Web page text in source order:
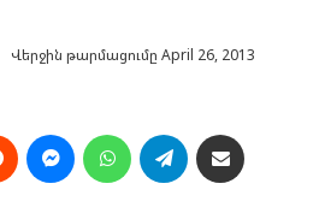
Վերջին թարմացումը April 26, 2013
Reddit MessengerWhatsAppTelegram